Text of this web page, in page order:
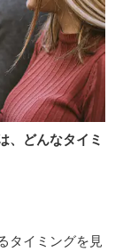
、どんなタイミ
タイミングを見